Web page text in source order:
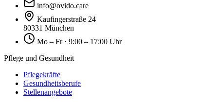
info@ovido.care
Kaufingerstraße 24
80331 München
Mo – Fr · 9:00 – 17:00 Uhr
Pflege und Gesundheit
Pflegekräfte
Gesundheitsberufe
Stellenangebote